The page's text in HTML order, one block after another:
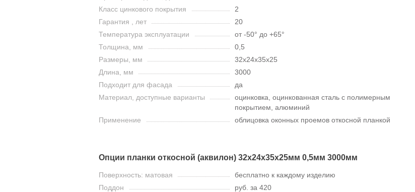
Класс цинкового покрытия
2
Гарантия , лет
20
Температура эксплуатации
от -50° до +65°
Толщина, мм
0,5
Размеры, мм
32х24х35х25
Длина, мм
3000
Подходит для фасада
да
Материал, доступные варианты
оцинковка, оцинкованная сталь с полимерным
покрытием, алюминий
Применение
облицовка оконных проемов откосной планкой
Опции планки откосной (аквилон) 32х24х35х25мм 0,5мм 3000мм
Поверхность: матовая
бесплатно к каждому изделию
Поддон
руб. за 420